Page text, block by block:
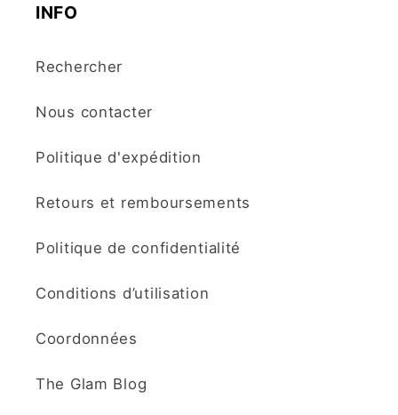
INFO
Rechercher
Nous contacter
Politique d'expédition
Retours et remboursements
Politique de confidentialité
Conditions d’utilisation
Coordonnées
The Glam Blog